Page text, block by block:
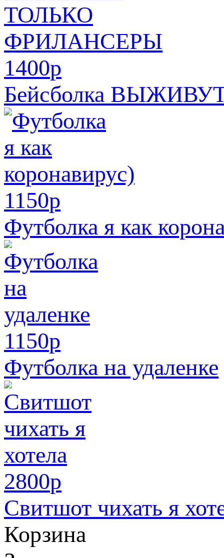
1400p
Бейсболка
1150p
Футболка я как
1150p
Футболка на удаленке
2800p
Свитшот чихать я
Корзина